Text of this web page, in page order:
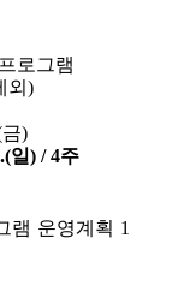
로그램
외 )
금)
일) / 4주
램 운영계획 1